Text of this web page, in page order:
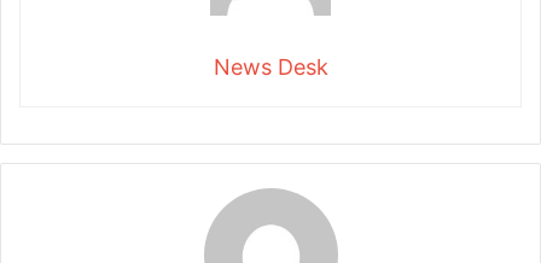
News Desk